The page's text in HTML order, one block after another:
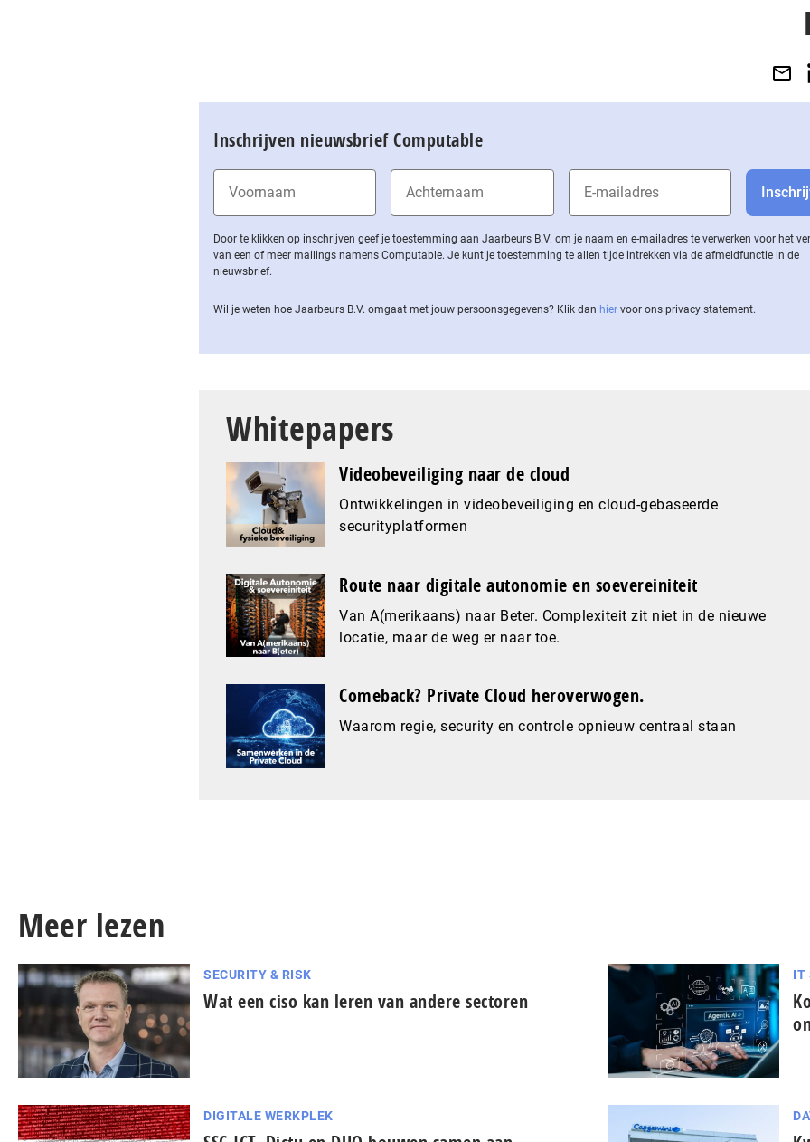
Inschrijven nieuwsbrief Computable
Door te klikken op inschrijven geef je toestemming aan Jaarbeurs B.V. om je naam en e-mailadres te verwerken voor het
van een of meer mailings namens Computable. Je kunt je toestemming te allen tijde intrekken via de af­meld­func­tie in de
nieuwsbrief.
Wil je weten hoe Jaarbeurs B.V. omgaat met jouw per­soons­ge­ge­vens? Klik dan hier voor ons privacy statement.
Whitepapers
Videobeveiliging naar de cloud
Ontwikkelingen in videobeveiliging en cloud-gebaseerde
securityplatformen
Route naar digitale autonomie en soevereiniteit
Van A(merikaans) naar Beter. Complexiteit zit niet in de nieuwe
locatie, maar de weg er naar toe.
Comeback? Private Cloud heroverwogen.
Waarom regie, security en controle opnieuw centraal staan
Meer lezen
SECURITY & RISK
Wat een ciso kan leren van andere sectoren
IT
DIGITALE WERKPLEK